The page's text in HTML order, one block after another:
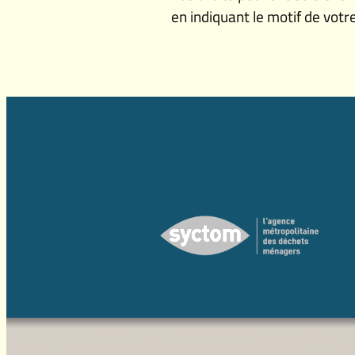
en indiquant le motif de